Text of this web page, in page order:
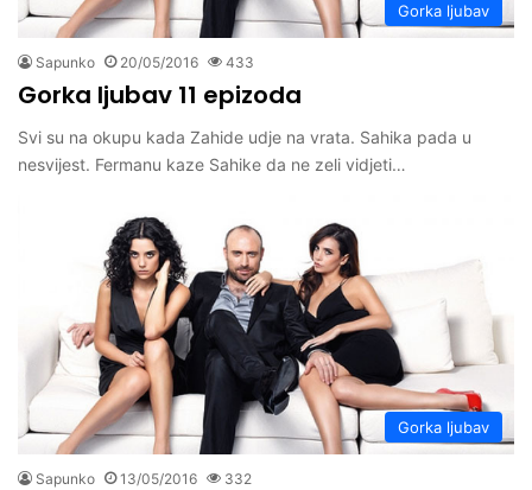
Gorka ljubav
Sapunko 20/05/2016 433
Gorka ljubav 11 epizoda
Svi su na okupu kada Zahide udje na vrata. Sahika pada u
nesvijest. Fermanu kaze Sahike da ne zeli vidjeti…
Gorka ljubav
Sapunko 13/05/2016 332